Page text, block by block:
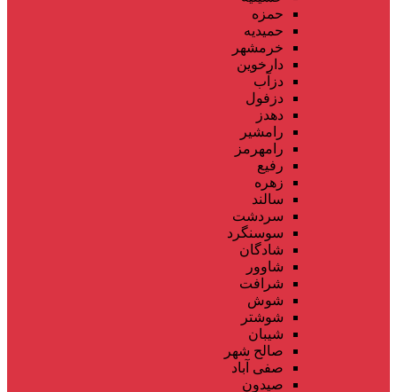
حمزه
حمیدیه
خرمشهر
دارخوین
دزآب
دزفول
دهدز
رامشیر
رامهرمز
رفیع
زهره
سالند
سردشت
سوسنگرد
شادگان
شاوور
شرافت
شوش
شوشتر
شیبان
صالح شهر
صفی آباد
صیدون